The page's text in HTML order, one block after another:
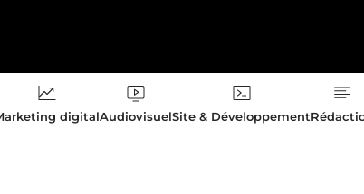
digitalAudiovisuelSite & Développement